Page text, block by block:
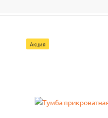
Акция